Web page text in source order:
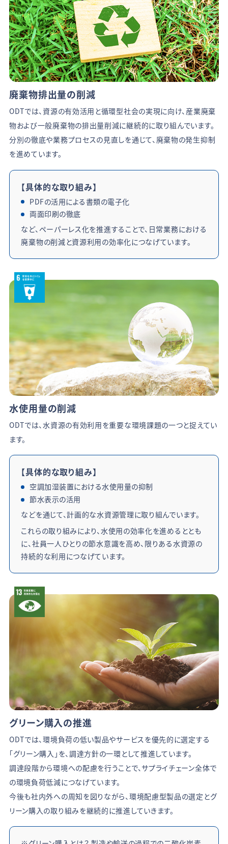
廃棄物排出量の削減
ODTでは、資源の有効活用と循環型社会の実現に向け、産業廃棄
物および一般廃棄物の排出量削減に継続的に取り組んでいます。
分別の徹底や業務プロセスの見直しを通じて、廃棄物の発生抑制
を進めています。
【具体的な取り組み】
PDFの活用による書類の電子化
両面印刷の徹底
など、ペーパーレス化を推進することで、日常業務における
廃棄物の削減と資源利用の効率化につなげています。
水使用量の削減
ODTでは、水資源の有効利用を重要な環境課題の一つと捉えてい
ます。
【具体的な取り組み】
空調加湿装置における水使用量の抑制
節水表示の活用
などを通じて、計画的な水資源管理に取り組んでいます。
これらの取り組みにより、水使用の効率化を進めるととも
に、社員一人ひとりの節水意識を高め、限りある水資源の
持続的な利用につなげています。
グリーン購入の推進
ODTでは、環境負荷の低い製品やサービスを優先的に選定する
「グリーン購入」を、調達方針の一環として推進しています。
調達段階から環境への配慮を行うことで、サプライチェーン全体で
の環境負荷低減につなげています。
今後も社内外への周知を図りながら、環境配慮型製品の選定とグ
リーン購入の取り組みを継続的に推進していきます。